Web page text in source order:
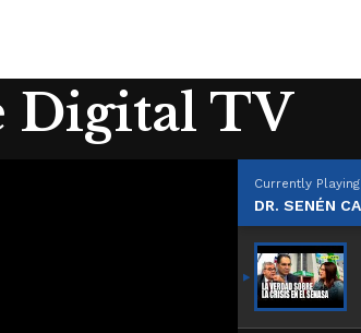
Digital TV
Currently Playing